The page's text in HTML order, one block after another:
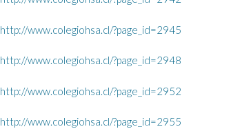
http://www.colegiohsa.cl/?page_id=2945
http://www.colegiohsa.cl/?page_id=2948
http://www.colegiohsa.cl/?page_id=2952
http://www.colegiohsa.cl/?page_id=2955